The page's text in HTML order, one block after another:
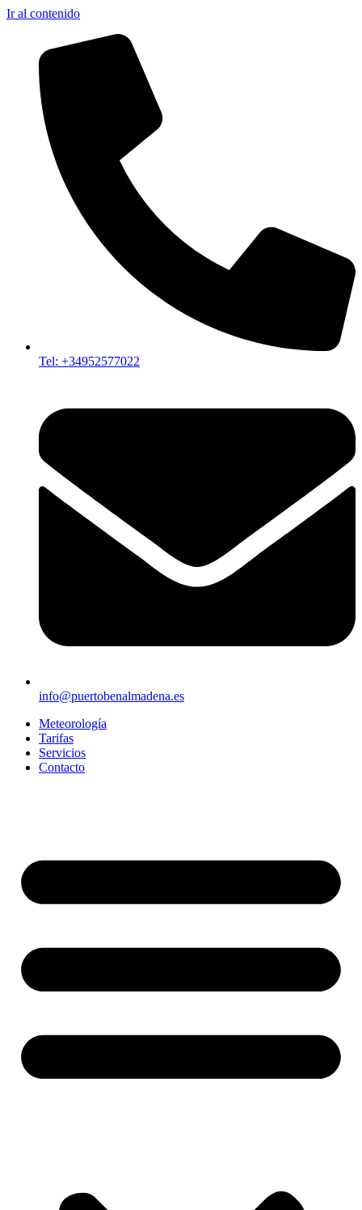
Ir al contenido
Tel: +34952577022
info@puertobenalmadena.es
Meteorología
Tarifas
Servicios
Contacto